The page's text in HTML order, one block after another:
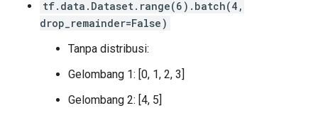
[0.7]
[0.7]], shape=(16, 1), dtype=float32)
2022-01-26 05:34:05.342660: W tensorflow/core/
op: "TensorDataset"
input: "Placeholder/_0"
input: "Placeholder/_1"
  key: "Toutput_types"
  value {
tf.data.Dataset.range(6).batch(4,
drop_remainder=False)
Tanpa distribusi:
Gelombang 1: [0, 1, 2, 3]
Gelombang 2: [4, 5]